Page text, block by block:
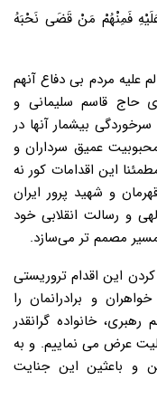
فَمِنْهُمْ مَنْ قَضَی نَحْبَهُ
علیه مردم بی دفاع آنهم
حاج قاسم سلیمانی و
بیشمار آنها در
عمیق سرداران و
این اقدامات کور نه
و شهید پرور ایران
و رسالت انقلابی خود
مسیر مصمم تر می‌سازد.
این اقدام تروریستی
و برادرانمان را
خانواده گرانقدر
عرض می نماییم. و به
و باعثین این جنایت